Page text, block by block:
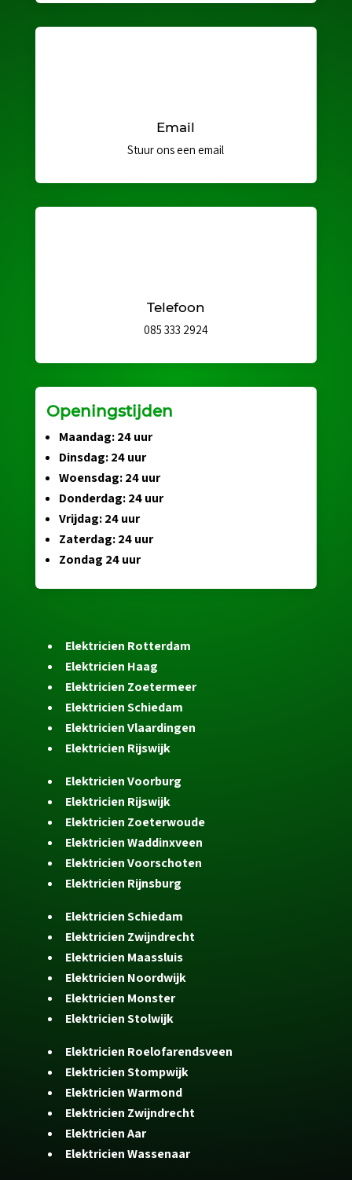
Email
Stuur ons een email
Telefoon
085 333 2924
Openingstijden
Maandag: 24 uur
Dinsdag: 24 uur
Woensdag: 24 uur
Donderdag: 24 uur
Vrijdag: 24 uur
Zaterdag: 24 uur
Zondag 24 uur
Elektricien Rotterdam
Elektricien Haag
Elektricien Zoetermeer
Elektricien Schiedam
Elektricien Vlaardingen
Elektricien Rijswijk
Elektricien Voorburg
Elektricien Rijswijk
Elektricien Zoeterwoude
Elektricien Waddinxveen
Elektricien Voorschoten
Elektricien Rijnsburg
Elektricien Schiedam
Elektricien Zwijndrecht
Elektricien Maassluis
Elektricien Noordwijk
Elektricien Monster
Elektricien Stolwijk
Elektricien Roelofarendsveen
Elektricien Stompwijk
Elektricien Warmond
Elektricien Zwijndrecht
Elektricien Aar
Elektricien Wassenaar